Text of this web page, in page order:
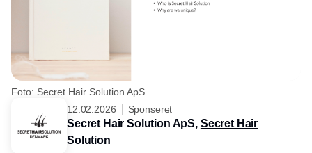
Foto: Secret Hair Solution ApS
12.02.2026
Sponseret
Secret Hair Solution ApS, Secret Hair
Solution